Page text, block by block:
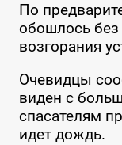
По
обошлось
возгорания
Очевидцы
виден с
спасателям
идет дождь.